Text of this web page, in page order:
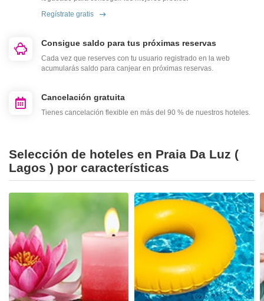
Regístrate gratis
Consigue saldo para tus próximas reservas
Cada vez que reserves con tu usuario registrado en la web
acumularás saldo para canjear en próximas reservas.
Cancelación gratuita
Tienes cancelación flexible en más del 90 % de nuestros hoteles.
Selección de hoteles en Praia Da Luz (
Lagos ) por características